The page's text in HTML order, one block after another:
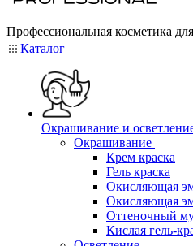
Профессиональная косметика
Каталог
Окрашивание и
Окрашивание
Крем краска
Гель краска
Окисляющая
Окисляющая
Оттеночный
Кислая гель-